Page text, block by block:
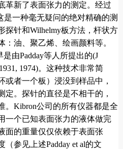
革新了表面张力的测定。经过
是一种毫无疑问的绝对精确的测
探针和Wilhelmy板方法，杆状方
油、聚乙烯、绘画颜料等。
由Padday等人所提出的(J
1974)。这种技术非常简
者一个板）浸没到样品中，
。探针的直径是不相干的，
。Kibron公司的所有仪器都是全
一个已知表面张力的液体做完
面的重量仅仅依赖于表面张
参见上述Padday et al的文